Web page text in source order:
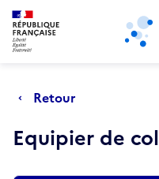
Aller au menu principal
Retour
Equipier de
Retour au début de la page
Panneau de gestion des